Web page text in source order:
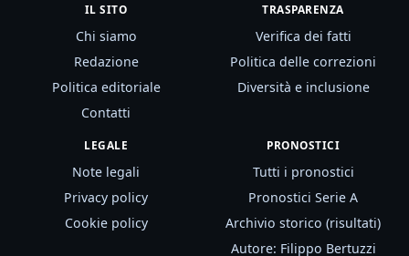
IL SITO
Chi siamo
Redazione
Politica editoriale
Contatti
TRASPARENZA
Verifica dei fatti
Politica delle correzioni
Diversità e inclusione
LEGALE
Note legali
Privacy policy
Cookie policy
PRONOSTICI
Tutti i pronostici
Pronostici Serie A
Archivio storico (risultati)
Autore: Filippo Bertuzzi